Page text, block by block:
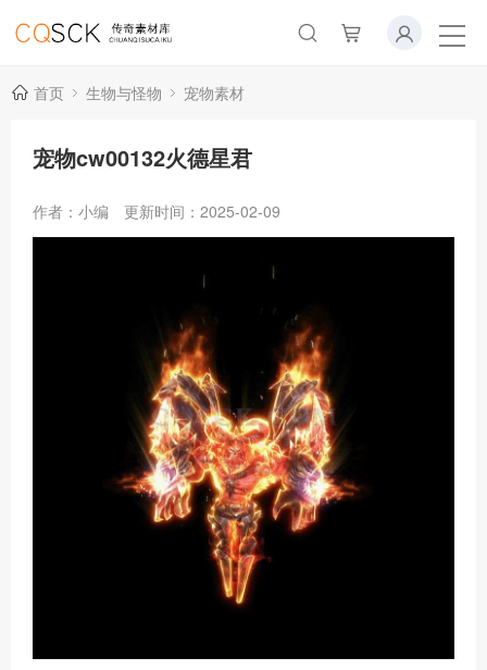
首页 生物与怪物 宠物素材
宠物cw00132火德星君
作者：小编 更新时间：2025-02-09